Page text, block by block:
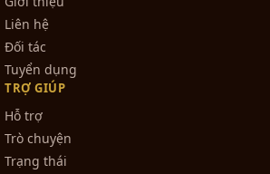
Liên hệ
Đối tác
Tuyển dụng
TRỢ GIÚP
Hỗ trợ
Trò chuyện
Trạng thái